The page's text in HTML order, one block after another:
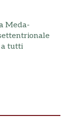
Meda-
a tutti